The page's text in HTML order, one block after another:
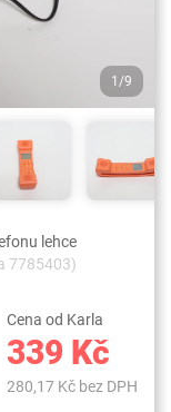
1/9
lehce
7785403)
Cena od Karla
339 Kč
280,17 Kč bez DPH